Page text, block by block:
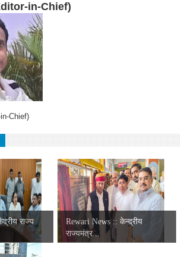
in-Chief)
in-Chief)
राज्य
Rewari News :: केन्द्रीय
राज्यमंत्र...